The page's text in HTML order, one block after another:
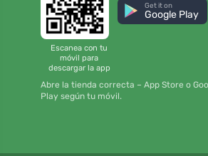
Escanea con tu
móvil para
descargar la app
Get it on
Google Play
Abre la tienda correcta – App Store o
Play según tu móvil.